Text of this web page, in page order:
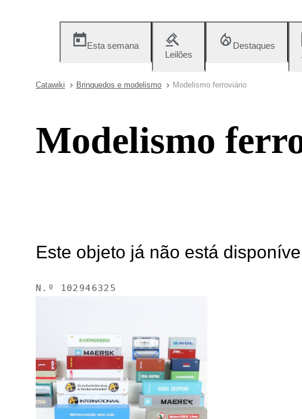
Esta semana
Leilões
Destaques
Catawiki Brinquedos e modelismo Modelismo ferroviário
Modelismo
Este objeto já não está
N.º 102946325